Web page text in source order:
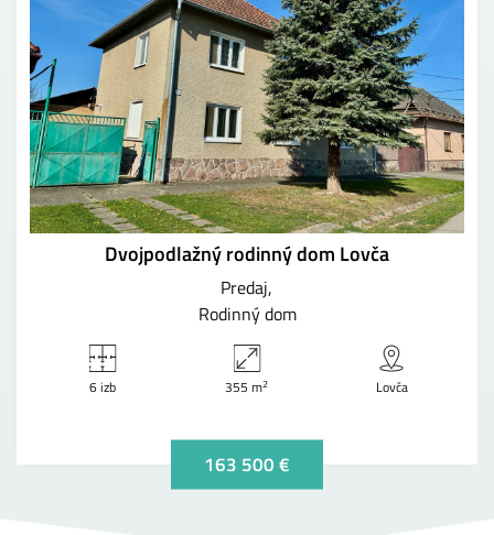
Dvojpodlažný rodinný dom Lovča
Predaj
Rodinný dom
6 izb 355 m2 Lovča
163 500 €